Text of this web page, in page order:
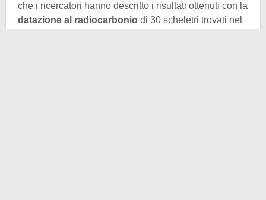
che i ricercatori hanno descritto i risultati ottenuti con la
datazione al radiocarbonio di 30 scheletri trovati nel